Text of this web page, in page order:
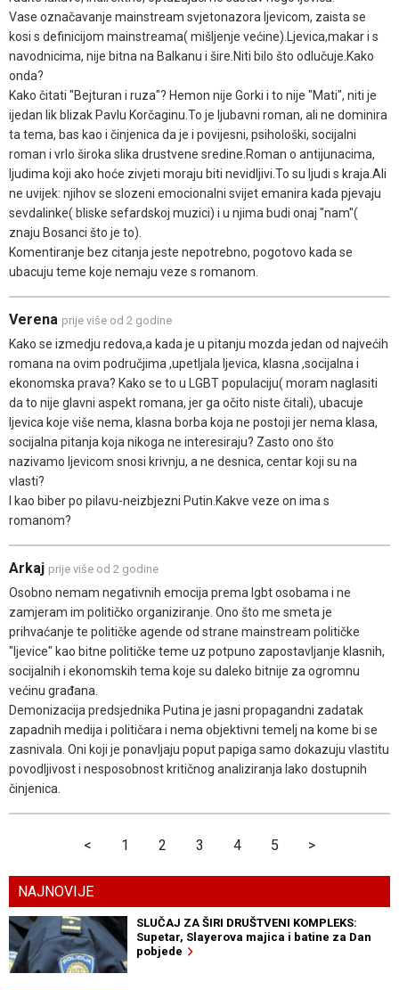
Vase označavanje mainstream svjetonazora ljevicom, zaista se
kosi s definicijom mainstreama( mišljenje većine).Ljevica,makar i s
navodnicima, nije bitna na Balkanu i šire.Niti bilo što odlučuje.Kako
onda?
Kako čitati "Bejturan i ruza"? Hemon nije Gorki i to nije "Mati", niti je
ijedan lik blizak Pavlu Korčaginu.To je ljubavni roman, ali ne dominira
ta tema, bas kao i činjenica da je i povijesni, psihološki, socijalni
roman i vrlo široka slika drustvene sredine.Roman o antijunacima,
ljudima koji ako hoće zivjeti moraju biti nevidljivi.To su ljudi s kraja.Ali
ne uvijek: njihov se slozeni emocionalni svijet emanira kada pjevaju
sevdalinke( bliske sefardskoj muzici) i u njima budi onaj "nam"(
znaju Bosanci što je to).
Komentiranje bez citanja jeste nepotrebno, pogotovo kada se
ubacuju teme koje nemaju veze s romanom.
Verena prije više od 2 godine
Kako se izmedju redova,a kada je u pitanju mozda jedan od najvećih
romana na ovim područjima ,upetljala ljevica, klasna ,socijalna i
ekonomska prava? Kako se to u LGBT populaciju( moram naglasiti
da to nije glavni aspekt romana, jer ga očito niste čitali), ubacuje
ljevica koje više nema, klasna borba koja ne postoji jer nema klasa,
socijalna pitanja koja nikoga ne interesiraju? Zasto ono što
nazivamo ljevicom snosi krivnju, a ne desnica, centar koji su na
vlasti?
I kao biber po pilavu-neizbjezni Putin.Kakve veze on ima s
romanom?
Arkaj prije više od 2 godine
Osobno nemam negativnih emocija prema lgbt osobama i ne
zamjeram im političko organiziranje. Ono što me smeta je
prihvaćanje te političke agende od strane mainstream političke
"ljevice" kao bitne političke teme uz potpuno zapostavljanje klasnih,
socijalnih i ekonomskih tema koje su daleko bitnije za ogromnu
većinu građana.
Demonizacija predsjednika Putina je jasni propagandni zadatak
zapadnih medija i političara i nema objektivni temelj na kome bi se
zasnivala. Oni koji je ponavljaju poput papiga samo dokazuju vlastitu
povodljivost i nesposobnost kritičnog analiziranja lako dostupnih
činjenica.
< 1 2 3 4 5 >
NAJNOVIJE
SLUČAJ ZA ŠIRI DRUŠTVENI KOMPLEKS:
Supetar, Slayerova majica i batine za Dan
pobjede